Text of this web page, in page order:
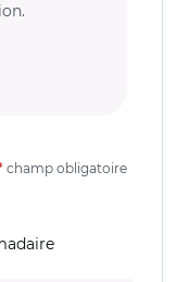
champ obligatoire